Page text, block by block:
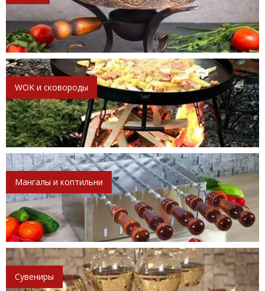
WOK и сковороды
Мангалы и коптильни
Сувениры